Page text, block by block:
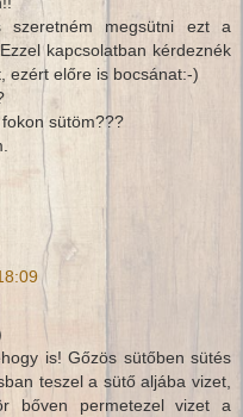
megsütni ezt a
kapcsolatban kérdeznék
ezért előre is bocsánat:-)
sütöm???
is! Gőzös sütőben sütés
teszel a sütő aljába vizet,
bőven permetezel vizet a